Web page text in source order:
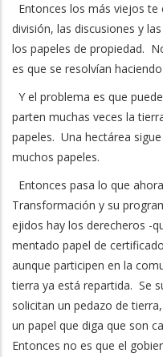
Entonces los más viejos
división, las discusiones y
los papeles de propiedad.
es que se resolvían
Y el problema es que
parten muchas veces la
papeles. Una hectárea
muchos papeles.
Entonces pasa lo que
Transformación y su
ejidos hay los derecheros -
mentado papel de
aunque participen en la
tierra ya está repartida. Se
solicitan un pedazo de
un papel que diga que son
Entonces no es que el